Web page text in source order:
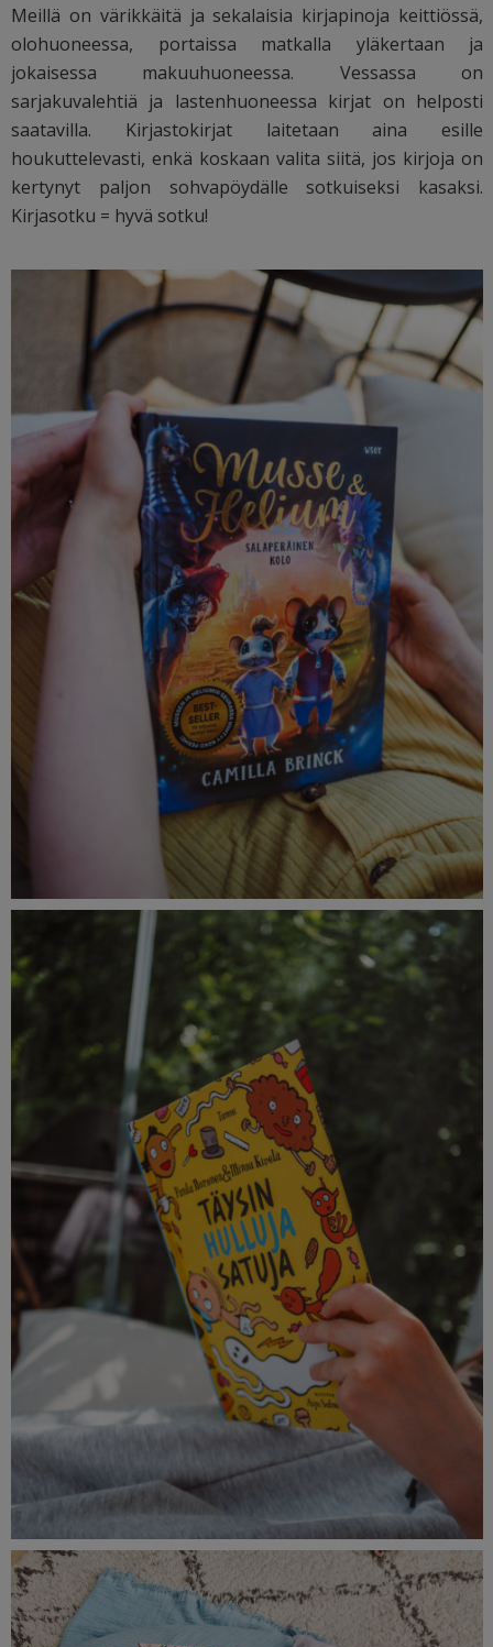
Meillä on värikkäitä ja sekalaisia kirjapinoja keittiössä,
olohuoneessa, portaissa matkalla yläkertaan ja
jokaisessa makuuhuoneessa. Vessassa on
sarjakuvalehtiä ja lastenhuoneessa kirjat on helposti
saatavilla. Kirjastokirjat laitetaan aina esille
houkuttelevasti, enkä koskaan valita siitä, jos kirjoja on
kertynyt paljon sohvapöydälle sotkuiseksi kasaksi.
Kirjasotku = hyvä sotku!